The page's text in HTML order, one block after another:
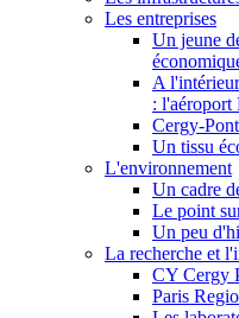
Les entreprises
Un jeune
A
: l'aéroport
Cergy-
Un tissu
L'environnement
Un cadre
Le point
Un peu
La recherche et
CY Cergy
Paris